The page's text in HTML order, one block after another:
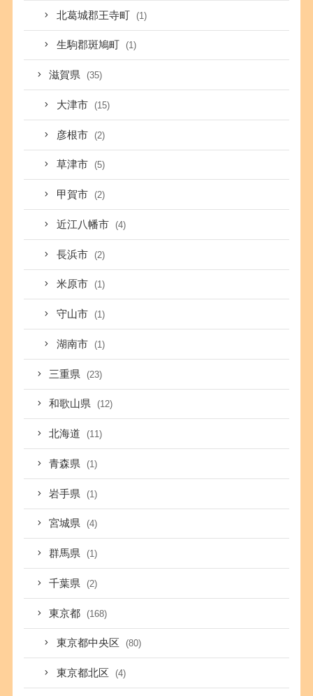
北葛城郡王寺町 (1)
生駒郡斑鳩町 (1)
滋賀県 (35)
大津市 (15)
彦根市 (2)
草津市 (5)
甲賀市 (2)
近江八幡市 (4)
長浜市 (2)
米原市 (1)
守山市 (1)
湖南市 (1)
三重県 (23)
和歌山県 (12)
北海道 (11)
青森県 (1)
岩手県 (1)
宮城県 (4)
群馬県 (1)
千葉県 (2)
東京都 (168)
東京都中央区 (80)
東京都北区 (4)